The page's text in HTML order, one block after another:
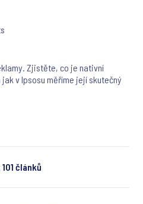
Zjistěte, co je nativní
v Ipsosu měříme její skutečný
101 článků